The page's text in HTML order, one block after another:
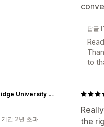
답글
to
the
Cambridge University Press Bookshop
간 2년 초과